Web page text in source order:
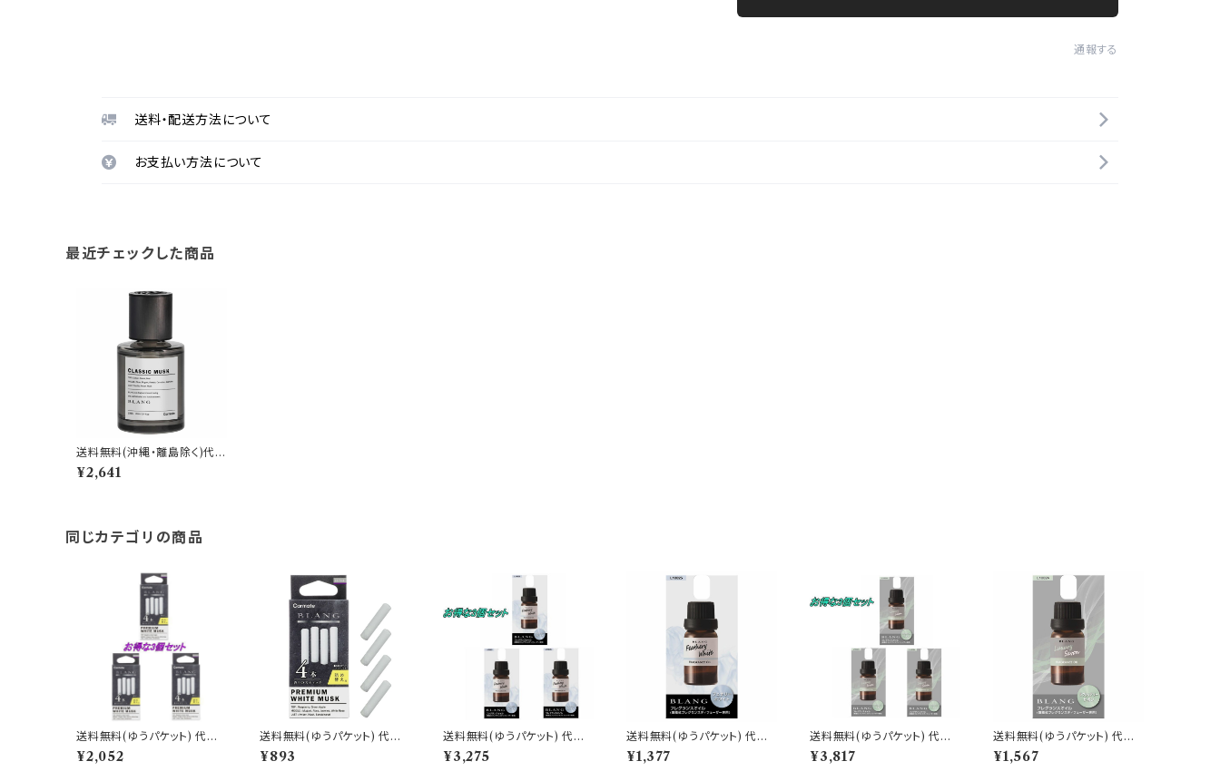
通報する
送料・配送方法について
お支払い方法について
最近チェックした商品
送料無料(沖縄・離島除く)代引
不可 ブラング リキッド NL ク
ラシックムスク【L915】
¥2,641
同じカテゴリの商品
送料無料(ゆうパケット) 代引
不可 ブラング エアスティック
カートリッジ プレミアムホワイ
¥2,052
送料無料(ゆうパケット) 代引
不可 ブラング エアスティック
カートリッジ プレミアムホワイ
¥893
送料無料(ゆうパケット) 代引
不可 ブラング 噴霧式ディフュ
ーザー専用フレグランスオイ
¥3,275
送料無料(ゆうパケット) 代引
不可 ブラング 噴霧式ディフュ
ーザー専用フレグランスオイ
¥1,377
送料無料(ゆうパケット) 代引
不可 ブラング 噴霧式ディフュ
ーザー専用フレグランスオイ
¥3,817
送料無料(ゆうパケット) 代引
不可 ブラング 噴霧式ディフュ
ーザー専用フレグランスオイ
¥1,567